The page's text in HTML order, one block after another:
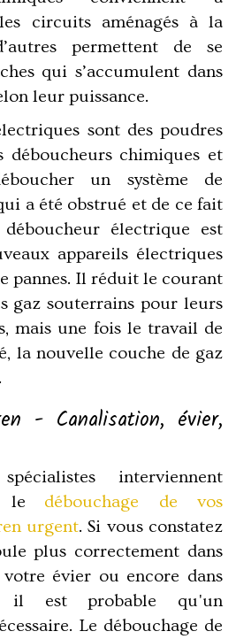
circuits aménagés à la
permettent de se
qui s’accumulent dans
leur puissance.
sont des poudres
déboucheurs chimiques et
un système de
a été obstrué et de ce fait
électrique est
appareils électriques
pannes. Il réduit le courant
gaz souterrains pour leurs
mais une fois le travail de
la nouvelle couche de gaz
- Canalisation, évier,
interviennent
le débouchage de vos
urgent. Si vous constatez
plus correctement dans
évier ou encore dans
il est probable qu'un
Le débouchage de